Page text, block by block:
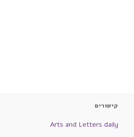
קישורים
Arts and Letters daily